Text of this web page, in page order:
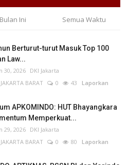
Bulan Ini Semua Waktu
Berturut-turut Masuk Top 100
Law...
30, 2026
DKI Jakarta
BARAT
0 43 Laporkan
APKOMINDO: HUT Bhayangkara
Memperkuat...
29, 2026
DKI Jakarta
BARAT
0 80 Laporkan